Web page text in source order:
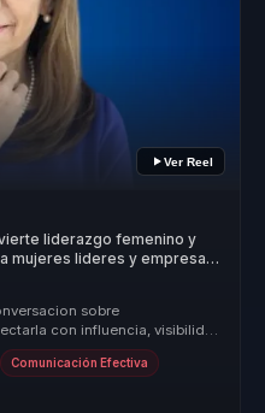
Ver Reel
liderazgo femenino y
mujeres lideres y empresas
sobre
con influencia, visibilidad
Comunicación Efectiva